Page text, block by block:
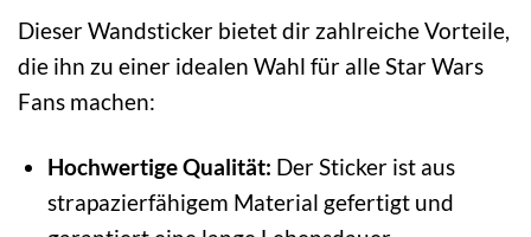
Dieser Wandsticker bietet dir zahlreiche Vorteile,
die ihn zu einer idealen Wahl für alle Star Wars
Fans machen:
Hochwertige Qualität: Der Sticker ist aus
strapazierfähigem Material gefertigt und